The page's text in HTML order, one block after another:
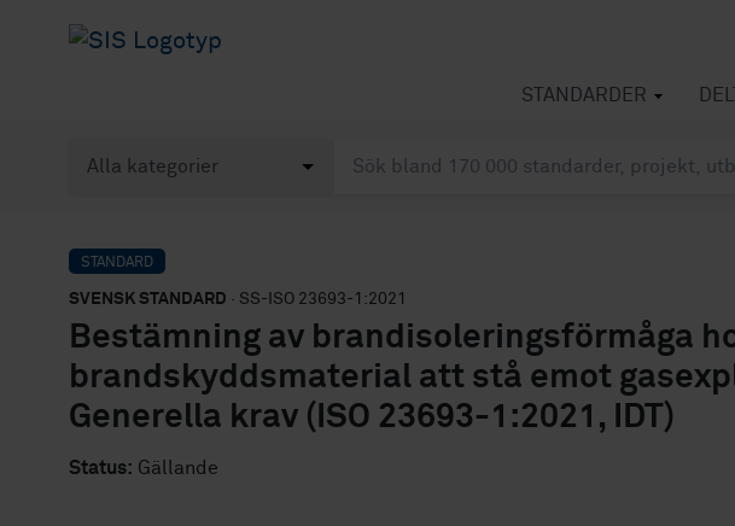
STANDARDER
STANDARD
SVENSK STANDARD · SS-ISO 23693-1:2021
Bestämning av brandisoleringsförmåga
brandskyddsmaterial att stå emot
Generella krav (ISO 23693-1:2021, IDT)
Status: Gällande